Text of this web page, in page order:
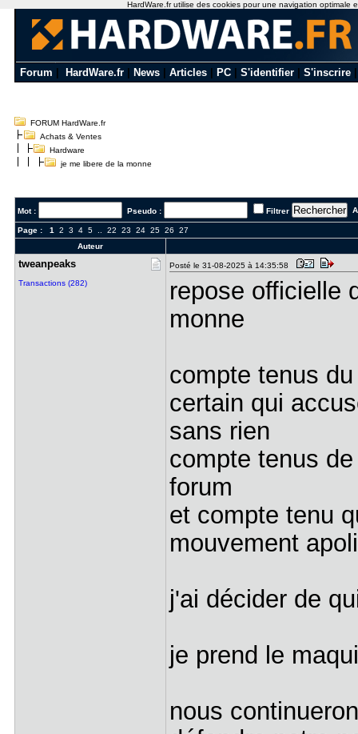
Forum HardWare.fr News Articles PC S'identifier S'inscrire
FORUM HardWare.fr
Achats & Ventes
Hardware
je me libere de la monne
Mot : Pseudo : Filtrer
Page : 1 2 3 4 5.. 22 23 24 25 26
27
Auteur
tweanpeaks
Transactions (282)
Posté le 31-08-2025 à 14:35:58
repose officielle
monne
compte tenus
certain qui
sans rien
compte tenus
forum
et compte tenu
mouvement
j'ai décider de
je prend le
nous
HardWare.fr utilise des cookies pour une navigation optimale